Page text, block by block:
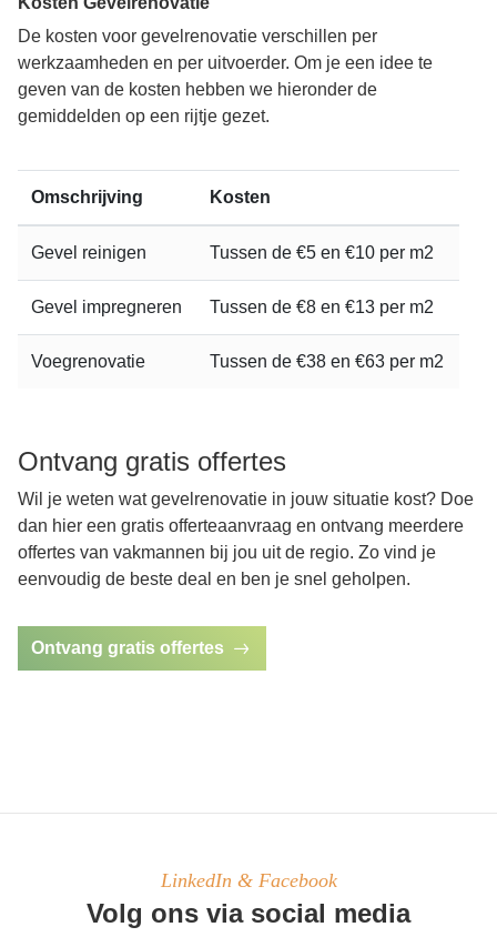
De kosten voor gevelrenovatie verschillen per
werkzaamheden en per uitvoerder. Om je een idee te
geven van de kosten hebben we hieronder de
gemiddelden op een rijtje gezet.
Omschrijving Kosten
Gevel reinigen Tussen de €5 en €10 per m2
Gevel impregneren Tussen de €8 en €13 per m2
Voegrenovatie Tussen de €38 en €63 per m2
Ontvang gratis offertes
Wil je weten wat gevelrenovatie in jouw situatie kost? Doe
dan hier een gratis offerteaanvraag en ontvang meerdere
offertes van vakmannen bij jou uit de regio. Zo vind je
eenvoudig de beste deal en ben je snel geholpen.
Ontvang gratis offertes
LinkedIn & Facebook
Volg ons via social media